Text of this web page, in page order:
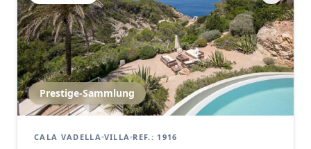
Prestige-Sammlung
CALA VADELLA VILLA REF.: 1916